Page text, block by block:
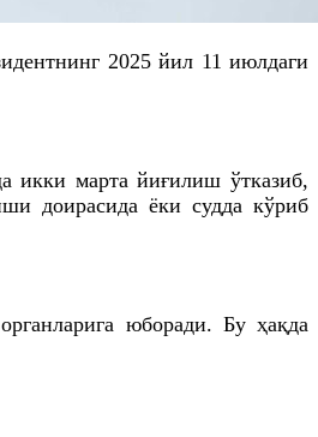
2025 йил 11 июлдаги
икки марта йиғилиш ўтказиб,
доирасида ёки судда кўриб
юборади. Бу ҳақда